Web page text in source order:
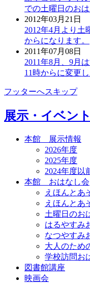
での土曜日のお
2012年03月21日
2012年4月より土
からになります。
2011年07月08日
2011年8月、9月
11時からに変更し
フッターへスキップ
展示・イベント
本館 展示情報
2026年度
2025年度
2024年度以
本館 おはなし会
えほんとあ
えほんとあ
土曜日のお
はるやすみ
なつやすみ
大人のため
学校訪問お
図書館講座
映画会